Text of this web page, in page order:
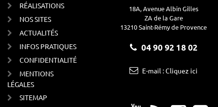
RÉALISATIONS
NOS SITES
ACTUALITÉS
INFOS PRATIQUES
CONFIDENTIALITÉ
MENTIONS
LÉGALES
SITEMAP
18A, Avenue Albin Gilles
ZA de la Gare
13210 Saint-Rémy de Provence
04 90 92 18 02
E-mail : Cliquez ici